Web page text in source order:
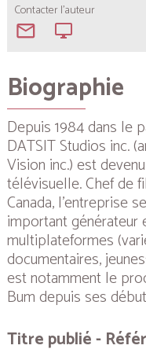
Contacter l'auteur
mail_outline desktop_windows
Biographie
Depuis 1984 dans le
DATSIT Studios inc.
Vision inc.) est
télévisuelle. Chef de
Canada, l’entreprise
important générateur
multiplateformes
documentaires,
est notamment le
Bum depuis ses
Titre publié -